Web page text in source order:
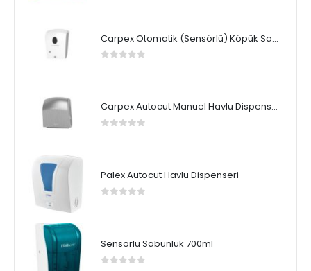
Carpex Otomatik (Sensörlü) Köpük Sabun Dispenseri
Carpex Autocut Manuel Havlu Dispenseri
Palex Autocut Havlu Dispenseri
Sensörlü Sabunluk 700ml